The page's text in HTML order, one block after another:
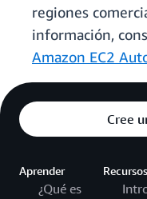
regiones
información,
Amazon EC2
Cree
Aprender
¿Qué es
Recursos